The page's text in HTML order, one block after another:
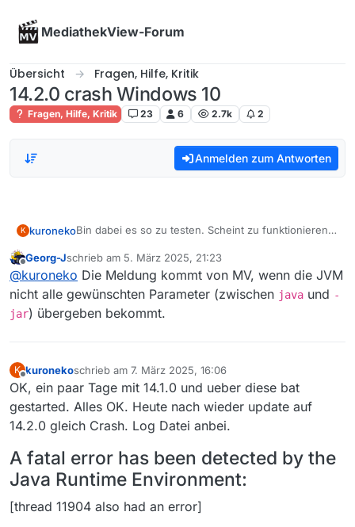
MediathekView-Forum
Übersicht Fragen, Hilfe, Kritik
14.2.0 crash Windows 10
Fragen, Hilfe, Kritik 23 6 2.7k 2
Anmelden zum Antworten
K kuronekoBin dabei es so zu testen. Scheint zu funktionieren,
Meine bat Datei sieht so aus (ENG Windows 10 Pro)
cd /d “c:\program files\mediathekview”
“C:\Program Files\MediathekView\jre\bin\java.exe” -
jar ./MediathekView.jar “C:\Users\Haraguro
Offline
Georg-Jschrieb am 5. März 2025, 21:23
zuletzt editiert von
@kuroneko Die Meldung kommt von MV, wenn die JVM
nicht alle gewünschten Parameter (zwischen java und -
jar) übergeben bekommt.
K
Offline
kuronekoschrieb am 7. März 2025, 16:06
zuletzt editiert von
OK, ein paar Tage mit 14.1.0 und ueber diese bat
gestarted. Alles OK. Heute nach wieder update auf
14.2.0 gleich Crash. Log Datei anbei.
A fatal error has been detected by the
Java Runtime Environment:
[thread 11904 also had an error]